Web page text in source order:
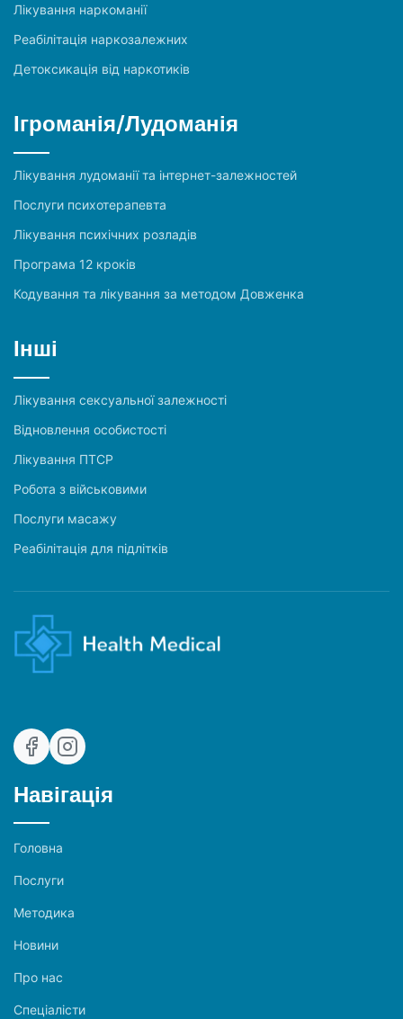
Лікування наркоманії
Реабілітація наркозалежних
Детоксикація від наркотиків
Ігроманія/Лудоманія
Лікування лудоманії та інтернет-залежностей
Послуги психотерапевта
Лікування психічних розладів
Програма 12 кроків
Кодування та лікування за методом Довженка
Інші
Лікування сексуальної залежності
Відновлення особистості
Лікування ПТСР
Робота з військовими
Послуги масажу
Реабілітація для підлітків
Навігація
Головна
Послуги
Методика
Новини
Про нас
Спеціалісти